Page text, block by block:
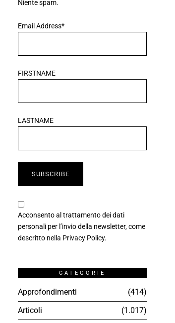
Niente spam.
Email Address*
FIRSTNAME
LASTNAME
Acconsento al trattamento dei dati
personali per l’invio della newsletter, come
descritto nella Privacy Policy.
CATEGORIE
Approfondimenti
414
Articoli
1.017